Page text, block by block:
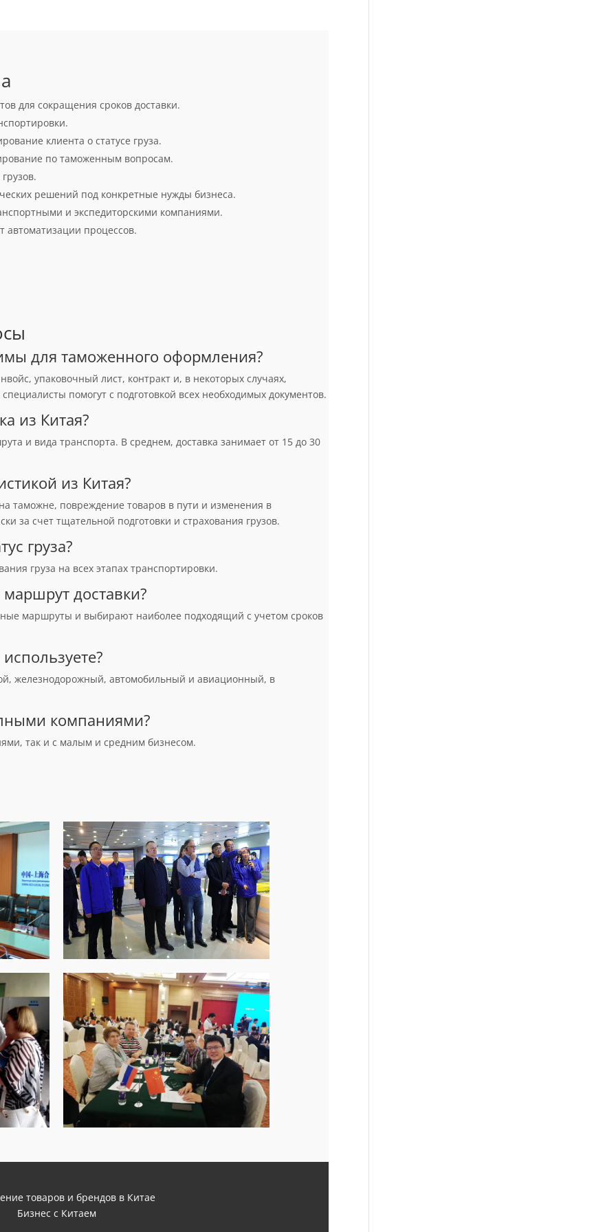
для сокращения сроков доставки.
клиента о статусе груза.
по таможенным вопросам.
решений под конкретные нужды бизнеса.
и экспедиторскими компаниями.
автоматизации процессов.
для таможенного оформления?
упаковочный лист, контракт и, в некоторых случаях,
помогут с подготовкой всех необходимых документов.
из Китая?
и вида транспорта. В среднем, доставка занимает от 15 до 30
из Китая?
таможне, повреждение товаров в пути и изменения в
за счет тщательной подготовки и страхования грузов.
груза?
груза на всех этапах транспортировки.
доставки?
маршруты и выбирают наиболее подходящий с учетом сроков
железнодорожный, автомобильный и авиационный, в
компаниями?
так и с малым и средним бизнесом.
товаров и брендов в Китае
Бизнес с Китаем